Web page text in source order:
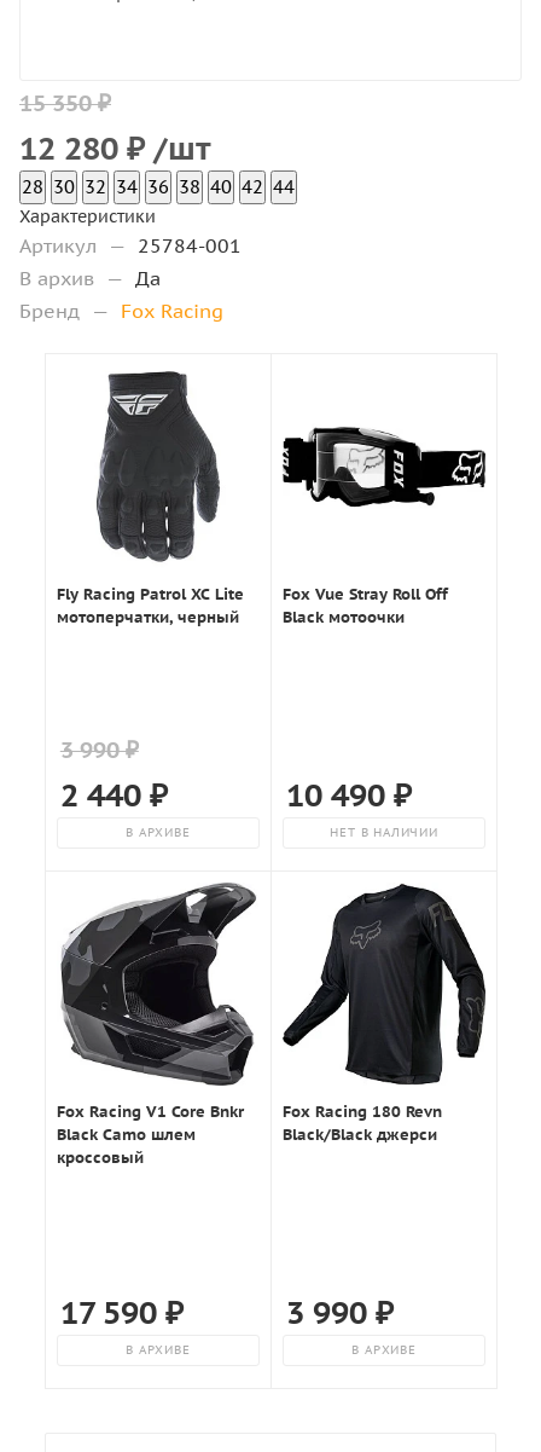
15 350 ₽
12 280 ₽ /шт
28 30 32 34 36 38 40 42 44
Характеристики
Артикул — 25784-001
В архив — Да
Бренд — Fox Racing
Fly Racing Patrol XC Lite
мотоперчатки, черный
3 990 ₽
2 440₽
В АРХИВЕ
Fox Vue Stray Roll Off
Black мотоочки
10 490 ₽
НЕТ В НАЛИЧИИ
Fox Racing V1 Core Bnkr
Black Camo шлем
кроссовый
17 590₽
В АРХИВЕ
Fox Racing 180 Revn
Black/Black джерси
3 990 ₽
В АРХИВЕ